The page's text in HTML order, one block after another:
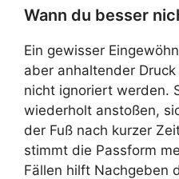
Wann du besser
Ein gewisser
aber anhaltender
nicht ignoriert werden.
wiederholt anstoßen,
der Fuß nach kurzer
stimmt die Passform
Fällen hilft Nachgeben